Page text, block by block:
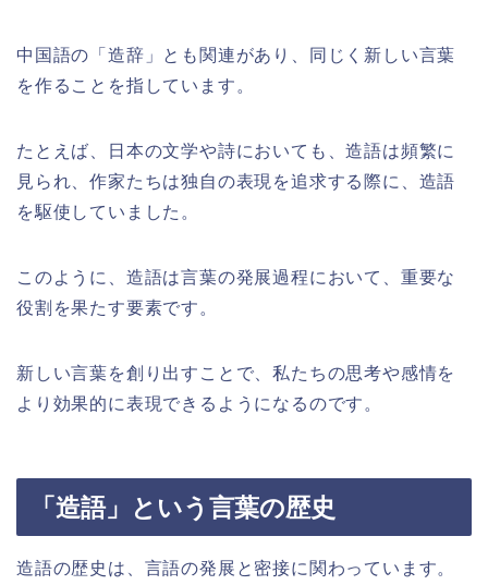
中国語の「造辞」とも関連があり、同じく新しい言葉
を作ることを指しています。
たとえば、日本の文学や詩においても、造語は頻繁に
見られ、作家たちは独自の表現を追求する際に、造語
を駆使していました。
このように、造語は言葉の発展過程において、重要な
役割を果たす要素です。
新しい言葉を創り出すことで、私たちの思考や感情を
より効果的に表現できるようになるのです。
「造語」という言葉の歴史
造語の歴史は、言語の発展と密接に関わっています。